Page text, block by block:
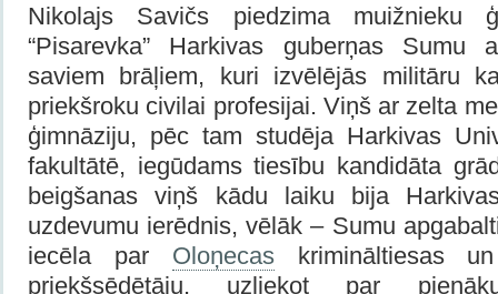
Nikolajs Savičs piedzima muižnieku
“Pisarevka” Harkivas guberņas Sumu
saviem brāļiem, kuri izvēlējās militāru
priekšroku civilai profesijai. Viņš ar zelta
ģimnāziju, pēc tam studēja Harkivas
fakultātē, iegūdams tiesību kandidāta
beigšanas viņš kādu laiku bija
uzdevumu ierēdnis, vēlāk – Sumu
iecēla par Oloņecaskrimināltiesas
priekšsēdētāju, uzliekot par